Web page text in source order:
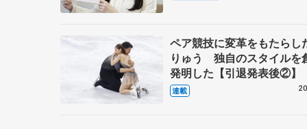
ペア競技に変革をもたらし
りゅう 独自のスタイルを
発明した【引退発表後②】
連載